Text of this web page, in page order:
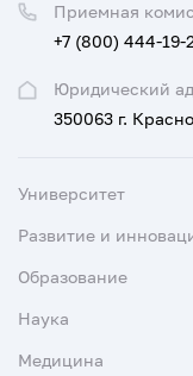
Юридический
350063 г.
Приемная
+7 (800) 444-19-
Университет
Развитие и
Образование
Наука
Медицина